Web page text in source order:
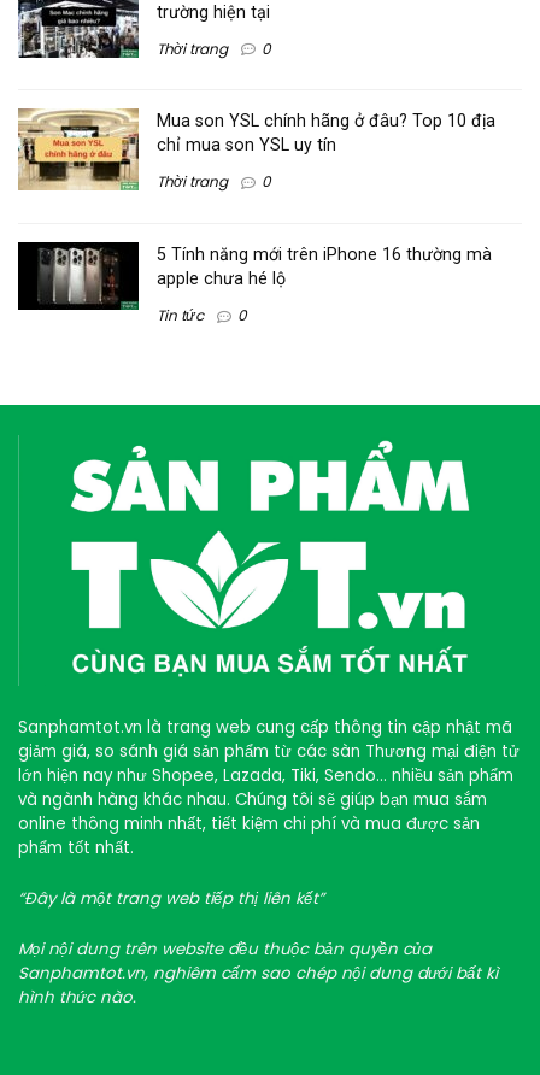
trường hiện tại
Thời trang 0
Mua son YSL chính hãng ở đâu? Top 10 địa
chỉ mua son YSL uy tín
Thời trang 0
5 Tính năng mới trên iPhone 16 thường mà
apple chưa hé lộ
Tin tức 0
Sanphamtot.vn là trang web cung cấp thông tin cập nhật mã
giảm giá, so sánh giá sản phẩm từ các sàn Thương mại điện tử
lớn hiện nay như Shopee, Lazada, Tiki, Sendo… nhiều sản phẩm
và ngành hàng khác nhau. Chúng tôi sẽ giúp bạn mua sắm
online thông minh nhất, tiết kiệm chi phí và mua được sản
phẩm tốt nhất.
“Đây là một trang web tiếp thị liên kết”
Mọi nội dung trên website đều thuộc bản quyền của
Sanphamtot.vn, nghiêm cấm sao chép nội dung dưới bất kì
hình thức nào.